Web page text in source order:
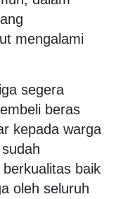
mengalami
segera
beras
kepada warga
baik
oleh seluruh